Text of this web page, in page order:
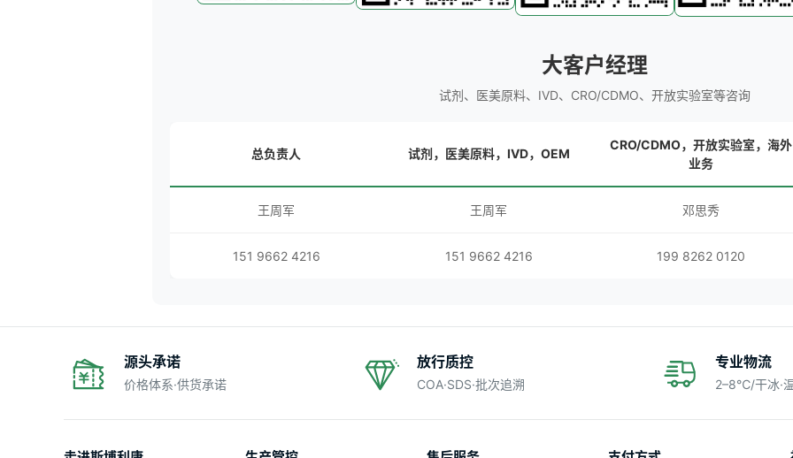
大客户经理
试剂、医美原料、IVD、CRO/CDMO、开放实验室等咨询
总负责人 试剂，医美原料，IVD，OEM
CRO/CDMO，开放实验室，海外
业务
王周军 王周军 邓思秀
151 9662 4216 151 9662 4216 199 8262 0120
源头承诺
价格体系·供货承诺
放行质控
COA·SDS·批次追溯
专业物流
2–8℃/干冰·